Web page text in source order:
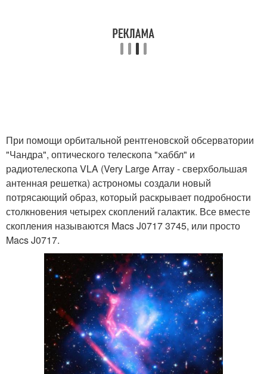
При помощи орбитальной рентгеновской обсерватории
"Чандра", оптического телескопа "хаббл" и
радиотелескопа VLA (Very Large Array - сверхбольшая
антенная решетка) астрономы создали новый
потрясающий образ, который раскрывает подробности
столкновения четырех скоплений галактик. Все вместе
скопления называются Macs J0717 3745, или просто
Macs J0717.